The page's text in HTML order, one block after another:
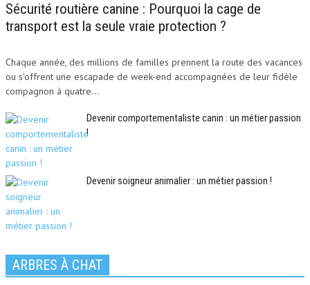
Sécurité routière canine : Pourquoi la cage de
transport est la seule vraie protection ?
Chaque année, des millions de familles prennent la route des vacances
ou s'offrent une escapade de week-end accompagnées de leur fidèle
compagnon à quatre...
Devenir comportementaliste canin : un métier passion
!
Devenir soigneur animalier : un métier passion !
ARBRES À CHAT